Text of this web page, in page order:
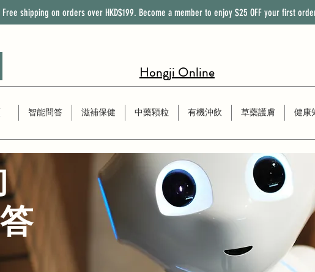
Free shipping on orders over HKD$199. Become a member to enjoy $25 OFF your first
Hongji Online
智能問答 滋補保健 中藥顆粒 有機沖飲 草藥護膚 健康